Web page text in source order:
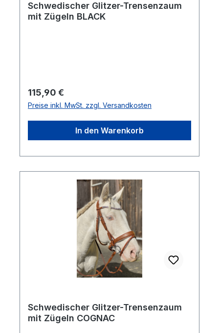
Schwedischer Glitzer-Trensenzaum
mit Zügeln BLACK
Regulärer Preis:
115,90 €
Preise inkl. MwSt. zzgl. Versandkosten
In den Warenkorb
Schwedischer Glitzer-Trensenzaum
mit Zügeln COGNAC